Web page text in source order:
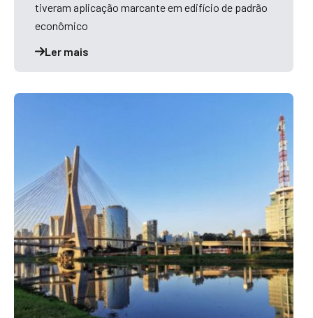
tiveram aplicação marcante em edifício de padrão
econômico
Ler mais